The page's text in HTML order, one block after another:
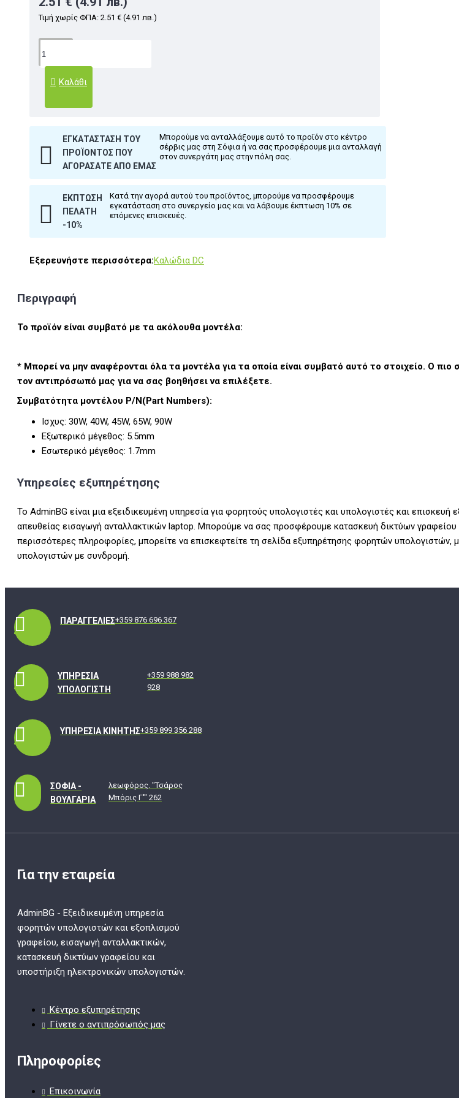
Τιμή χωρίς ΦΠΑ: 2.51 € (4.91 лв.)
Καλάθι
ΕΓΚΑΤΆΣΤΑΣΗ ΤΟΥ
ΠΡΟΪΌΝΤΟΣ ΠΟΥ
ΑΓΟΡΆΣΑΤΕ ΑΠΌ ΕΜΆΣ
Μπορούμε να ανταλλάξουμε αυτό το προϊόν στο κέντρο
σέρβις μας στη Σόφια ή να σας προσφέρουμε μια ανταλλαγή
στον συνεργάτη μας στην πόλη σας.
ΈΚΠΤΩΣΗ
ΠΕΛΆΤΗ
-10%
Κατά την αγορά αυτού του προϊόντος, μπορούμε να προσφέρουμε
εγκατάσταση στο συνεργείο μας και να λάβουμε έκπτωση 10% σε
επόμενες επισκευές.
Εξερευνήστε περισσότερα:Καλώδια DC
Περιγραφή
Το προϊόν είναι συμβατό με τα ακόλουθα μοντέλα:
* Μπορεί να μην αναφέρονται όλα τα μοντέλα για τα οποία είναι συμβατό αυτό το στοιχείο. Ο πιο
τον αντιπρόσωπό μας για να σας βοηθήσει να επιλέξετε.
Συμβατότητα μοντέλου P/N(Part Numbers):
Iσχυς: 30W, 40W, 45W, 65W, 90W
Εξωτερικό μέγεθος: 5.5mm
Εσωτερικό μέγεθος: 1.7mm
Υπηρεσίες εξυπηρέτησης
Το AdminBG είναι μια εξειδικευμένη υπηρεσία για φορητούς υπολογιστές και υπολογιστές και επισκευή
απευθείας εισαγωγή ανταλλακτικών laptop. Μπορούμε να σας προσφέρουμε κατασκευή δικτύων γραφείου
περισσότερες πληροφορίες, μπορείτε να επισκεφτείτε τη σελίδα εξυπηρέτησης φορητών υπολογιστών,
υπολογιστών με συνδρομή.
ΠΑΡΑΓΓΕΛΊΕΣ+359 876 696 367
ΥΠΗΡΕΣΊΑ
ΥΠΟΛΟΓΙΣΤΉ
+359 988 982
928
ΥΠΗΡΕΣΊΑ ΚΙΝΗΤΉΣ+359 899 356 288
ΣΌΦΙΑ -
ΒΟΥΛΓΑΡΊΑ
λεωφόρος. "Τσάρος
Μπόρις Γ'" 262
Για την εταιρεία
AdminBG - Εξειδικευμένη υπηρεσία
φορητών υπολογιστών και εξοπλισμού
γραφείου, εισαγωγή ανταλλακτικών,
κατασκευή δικτύων γραφείου και
υποστήριξη ηλεκτρονικών υπολογιστών.
Κέντρο εξυπηρέτησης
Γίνετε ο αντιπρόσωπός μας
Πληροφορίες
Επικοινωνία